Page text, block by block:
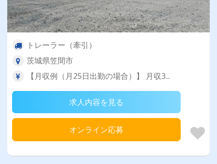
トレーラー（牽引）
茨城県笠間市
【月収例（月25日出勤の場合）】 月収3...
求人内容を見る
オンライン応募